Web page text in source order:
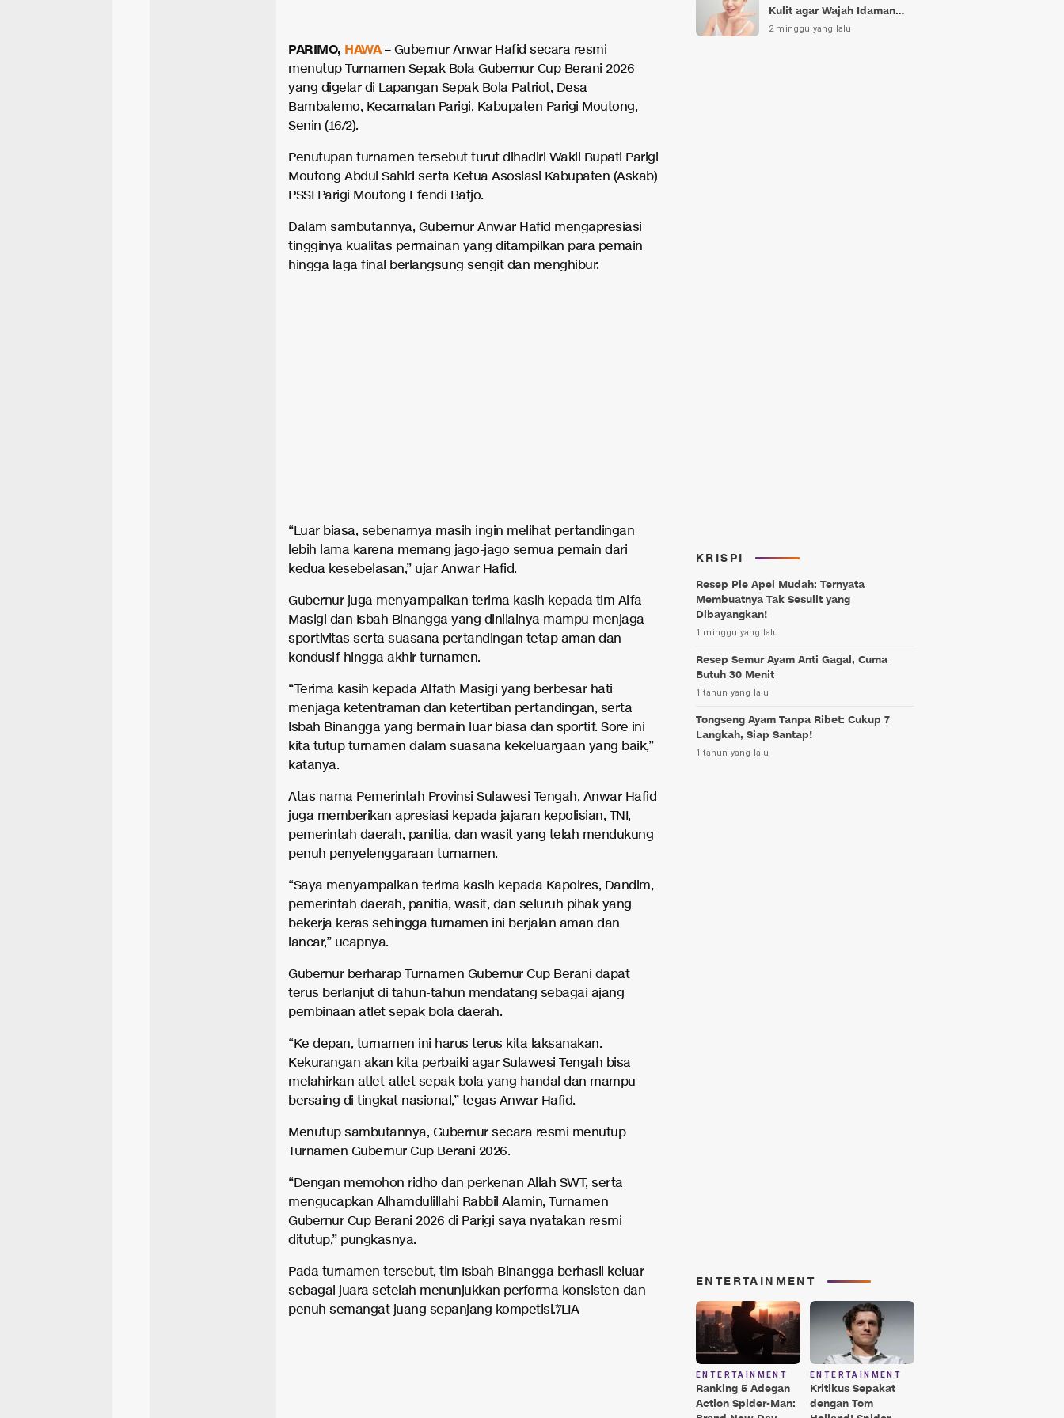
PARIMO, HAWA– Gubernur Anwar Hafid secara resmi
menutup Turnamen Sepak Bola Gubernur Cup Berani 2026
yang digelar di Lapangan Sepak Bola Patriot, Desa
Bambalemo, Kecamatan Parigi, Kabupaten Parigi Moutong,
Senin (16/2).
Penutupan turnamen tersebut turut dihadiri Wakil Bupati Parigi
Moutong Abdul Sahid serta Ketua Asosiasi Kabupaten (Askab)
PSSI Parigi Moutong Efendi Batjo.
Dalam sambutannya, Gubernur Anwar Hafid mengapresiasi
tingginya kualitas permainan yang ditampilkan para pemain
hingga laga final berlangsung sengit dan menghibur.
“Luar biasa, sebenarnya masih ingin melihat pertandingan
lebih lama karena memang jago-jago semua pemain dari
kedua kesebelasan,” ujar Anwar Hafid.
Gubernur juga menyampaikan terima kasih kepada tim Alfa
Masigi dan Isbah Binangga yang dinilainya mampu menjaga
sportivitas serta suasana pertandingan tetap aman dan
kondusif hingga akhir turnamen.
“Terima kasih kepada Alfath Masigi yang berbesar hati
menjaga ketentraman dan ketertiban pertandingan, serta
Isbah Binangga yang bermain luar biasa dan sportif. Sore ini
kita tutup turnamen dalam suasana kekeluargaan yang baik,”
katanya.
Atas nama Pemerintah Provinsi Sulawesi Tengah, Anwar Hafid
juga memberikan apresiasi kepada jajaran kepolisian, TNI,
pemerintah daerah, panitia, dan wasit yang telah mendukung
penuh penyelenggaraan turnamen.
“Saya menyampaikan terima kasih kepada Kapolres, Dandim,
pemerintah daerah, panitia, wasit, dan seluruh pihak yang
bekerja keras sehingga turnamen ini berjalan aman dan
lancar,” ucapnya.
Gubernur berharap Turnamen Gubernur Cup Berani dapat
terus berlanjut di tahun-tahun mendatang sebagai ajang
pembinaan atlet sepak bola daerah.
“Ke depan, turnamen ini harus terus kita laksanakan.
Kekurangan akan kita perbaiki agar Sulawesi Tengah bisa
melahirkan atlet-atlet sepak bola yang handal dan mampu
bersaing di tingkat nasional,” tegas Anwar Hafid.
Menutup sambutannya, Gubernur secara resmi menutup
Turnamen Gubernur Cup Berani 2026.
“Dengan memohon ridho dan perkenan Allah SWT, serta
mengucapkan Alhamdulillahi Rabbil Alamin, Turnamen
Gubernur Cup Berani 2026 di Parigi saya nyatakan resmi
ditutup,” pungkasnya.
Pada turnamen tersebut, tim Isbah Binangga berhasil keluar
sebagai juara setelah menunjukkan performa konsisten dan
penuh semangat juang sepanjang kompetisi.*/LIA
Kulit agar Wajah Idaman
Bukan Sekadar Mimpi
2 minggu yang lalu
KRISPI
Resep Pie Apel Mudah: Ternyata
Membuatnya Tak Sesulit yang
Dibayangkan!
1 minggu yang lalu
Resep Semur Ayam Anti Gagal, Cuma
Butuh 30 Menit
1 tahun yang lalu
Tongseng Ayam Tanpa Ribet: Cukup 7
Langkah, Siap Santap!
1 tahun yang lalu
ENTERTAINMENT
ENTERTAINMENT
Ranking 5 Adegan
Action Spider-Man:
ENTERTAINMENT
Kritikus Sepakat
dengan Tom